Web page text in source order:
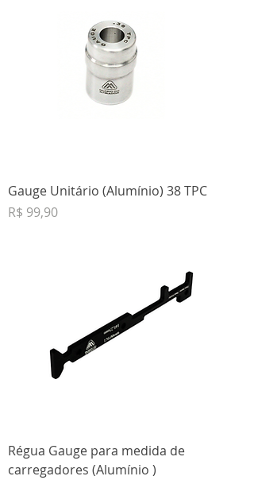
Gauge Unitário (Alumínio) 38 TPC
Preço
R$ 99,90
Régua Gauge para medida de
carregadores (Alumínio )